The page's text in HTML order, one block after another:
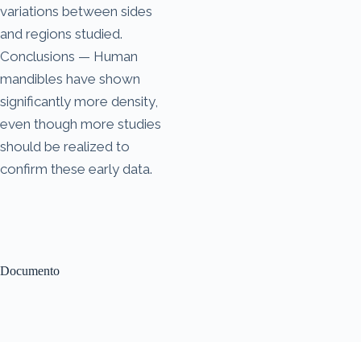
Documento
variations between sides
and regions studied.
Conclusions — Human
mandibles have shown
significantly more density,
even though more studies
should be realized to
confirm these early data.